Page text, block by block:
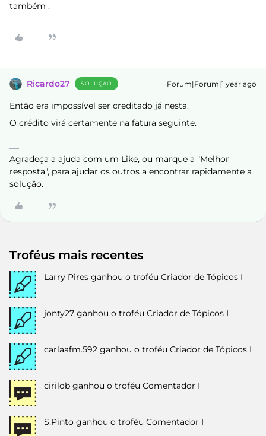
também .
Ricardo27 SOLUÇÃO Forum|Forum|1 year ago
Então era impossível ser creditado já nesta.
O crédito virá certamente na fatura seguinte.
Agradeça a ajuda com um Like, ou marque a "Melhor
resposta", para ajudar os outros a encontrar rapidamente a
solução.
Troféus mais recentes
Larry Pires ganhou o troféu Criador de Tópicos I
jonty27 ganhou o troféu Criador de Tópicos I
carlaafm.592 ganhou o troféu Criador de Tópicos I
cirilob ganhou o troféu Comentador I
S.Pinto ganhou o troféu Comentador I